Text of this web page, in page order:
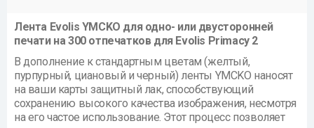
Лента Evolis YMCKO для одно- или двусторонней
печати на 300 отпечатков для Evolis Primacy 2
В дополнение к стандартным цветам (желтый,
пурпурный, циановый и черный) ленты YMCKO наносят
на ваши карты защитный лак, способствующий
сохранению высокого качества изображения, несмотря
на его частое использование. Этот процесс позволяет